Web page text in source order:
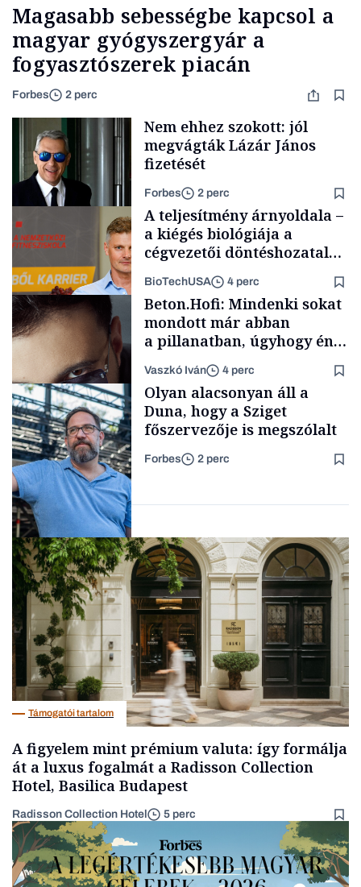
Magasabb sebességbe kapcsol a
magyar gyógyszergyár a
fogyasztószerek piacán
Forbes 2 perc
Politika
Nem ehhez szokott: jól
megvágták Lázár János
fizetését
Forbes 2 perc
Content Lab HUB
A teljesítmény árnyoldala –
a kiégés biológiája a
cégvezetői döntéshozatal
BioTechUSA 4 perc
Forbes-sztori
Beton.Hofi: Mindenki sokat
mondott már abban
a pillanatban, úgyhogy én
gondolataimat akartam
kimondani
Vaszkó Iván 4 perc
Társadalom
Olyan alacsonyan áll a
Duna, hogy a Sziget
főszervezője is megszólalt
Forbes 2 perc
Támogatói tartalom
A figyelem mint prémium valuta: így formálja
át a luxus fogalmát a Radisson Collection
Hotel, Basilica Budapest
Radisson Collection Hotel 5 perc